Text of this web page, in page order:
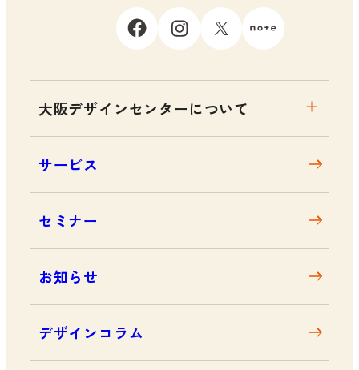
大阪デザインセンターについて
サービス
セミナー
お知らせ
デザインコラム